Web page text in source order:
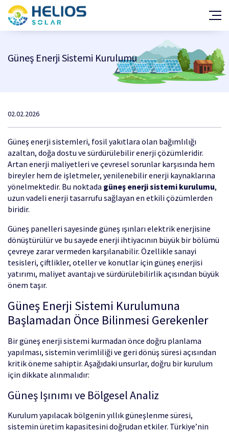
Hakkımızda
Kalite Belgeleri
Yatırım Fayda/Maliyet Hesabı
Çözüm Ortakları
Başarı Hikayeleri
İletişim
Güneş Enerji Sistemi Kurulumu
02.02.2026
Güneş enerji sistemleri, fosil yakıtlara olan bağımlılığı
azaltan, doğa dostu ve sürdürülebilir enerji çözümleridir.
Artan enerji maliyetleri ve çevresel sorunlar karşısında hem
bireyler hem de işletmeler, yenilenebilir enerji kaynaklarına
yönelmektedir. Bu noktada güneş enerji sistemi kurulumu,
uzun vadeli enerji tasarrufu sağlayan en etkili çözümlerden
biridir.
Güneş panelleri sayesinde güneş ışınları elektrik enerjisine
dönüştürülür ve bu sayede enerji ihtiyacının büyük bir bölümü
çevreye zarar vermeden karşılanabilir. Özellikle sanayi
tesisleri, çiftlikler, oteller ve konutlar için güneş enerjisi
yatırımı, maliyet avantajı ve sürdürülebilirlik açısından büyük
önem taşır.
Güneş Enerji Sistemi Kurulumuna
Başlamadan Önce Bilinmesi Gerekenler
Bir güneş enerji sistemi kurmadan önce doğru planlama
yapılması, sistemin verimliliği ve geri dönüş süresi açısından
kritik öneme sahiptir. Aşağıdaki unsurlar, doğru bir kurulum
için dikkate alınmalıdır:
Güneş Işınımı ve Bölgesel Analiz
Kurulum yapılacak bölgenin yıllık güneşlenme süresi,
sistemin üretim kapasitesini doğrudan etkiler. Türkiye’nin